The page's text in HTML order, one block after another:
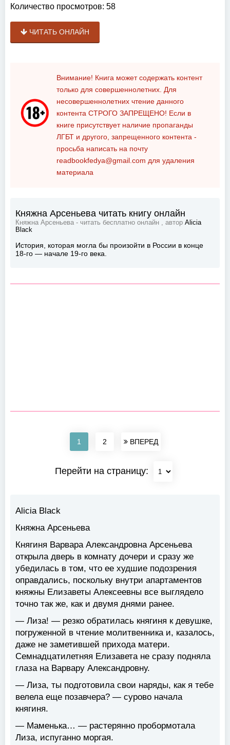
Количество просмотров: 58
ЧИТАТЬ ОНЛАЙН
Внимание! Книга может содержать контент
только для совершеннолетних. Для
несовершеннолетних чтение данного
контента СТРОГО ЗАПРЕЩЕНО! Если в
книге присутствует наличие пропаганды
ЛГБТ и другого, запрещенного контента -
просьба написать на почту
readbookfedya@gmail.com для удаления
материала
Княжна Арсеньева читать книгу онлайн
Княжна Арсеньева - читать бесплатно онлайн , автор Alicia
Black
История, которая могла бы произойти в России в конце
18-го — начале 19-го века.
1 2 ВПЕРЕД
Перейти на страницу:
Alicia Black
Княжна Арсеньева
Княгиня Варвара Александровна Арсеньева
открыла дверь в комнату дочери и сразу же
убедилась в том, что ее худшие подозрения
оправдались, поскольку внутри апартаментов
княжны Елизаветы Алексеевны все выглядело
точно так же, как и двумя днями ранее.
— Лиза! — резко обратилась княгиня к девушке,
погруженной в чтение молитвенника и, казалось,
даже не заметившей прихода матери.
Семнадцатилетняя Елизавета не сразу подняла
глаза на Варвару Александровну.
— Лиза, ты подготовила свои наряды, как я тебе
велела еще позавчера? — сурово начала
княгиня.
— Маменька… — растерянно пробормотала
Лиза, испуганно моргая.